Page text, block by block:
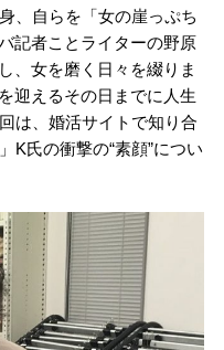
、自らを「女の崖っぷち
記者ことライターの野原
、女を磨く日々を綴りま
迎えるその日までに人生
は、婚活サイトで知り合
K氏の衝撃の“素顔”につい